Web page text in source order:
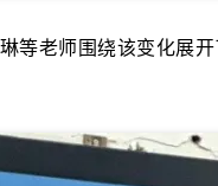
等老师围绕该变化展开